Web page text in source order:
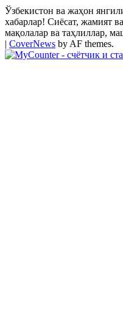
Ўзбекистон ва жаҳон
хабарлар! Сиёсат, жамият
мақолалар ва таҳлиллар,
| CoverNews by AF themes.